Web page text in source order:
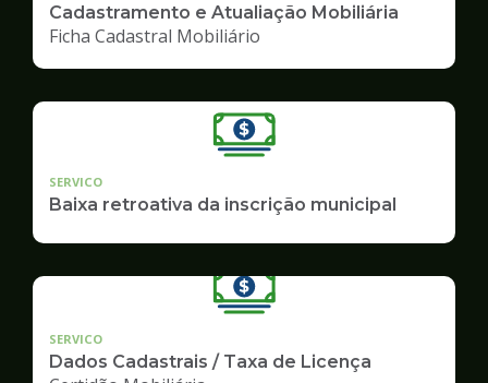
Cadastramento e Atualiação Mobiliária
Ficha Cadastral Mobiliário
SERVICO
Baixa retroativa da inscrição municipal
SERVICO
Dados Cadastrais / Taxa de Licença